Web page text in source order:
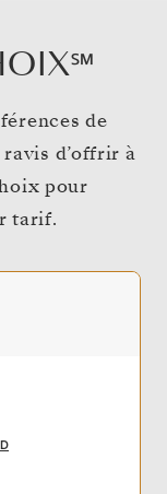
de
d’offrir à
pour
tarif.